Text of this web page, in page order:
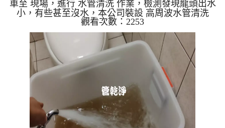
車至 現場，進行 水管清洗 作業，檢測發現龍頭出水
小，有些甚至沒水，本公司裝設 高周波水管清洗
機，灌入 檸檬酸 至水管，等了約15分，開啟 水管清
洗機 ，啟動 螺旋波 模式，剛開始就流出泥水，洗水
管一直流出髒水，六個多小時後，出水變乾淨出水量
也變大了。 如是自來水，如水管老化，會產生鐵鏽
跟泥沙堆積，洗出來的水就會是咖啡色，地下水含有
氧化錳，管壁上會結成黑色管垢，洗出來的水會跟石
油一樣黑，有些洗出綠色的水，是因為裡面有銅的物
質，生鏽產生銅綠，如...
觀看次數：2253